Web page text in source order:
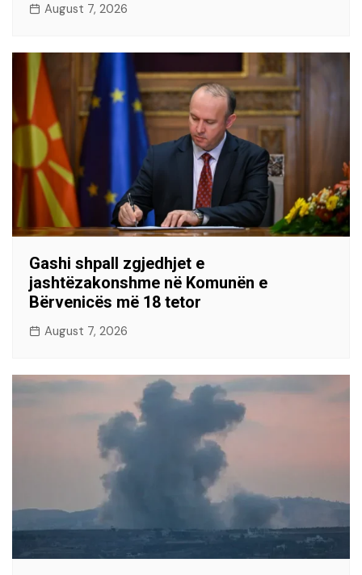
August 7, 2026
Gashi shpall zgjedhjet e
jashtëzakonshme në Komunën e
Bërvenicës më 18 tetor
August 7, 2026